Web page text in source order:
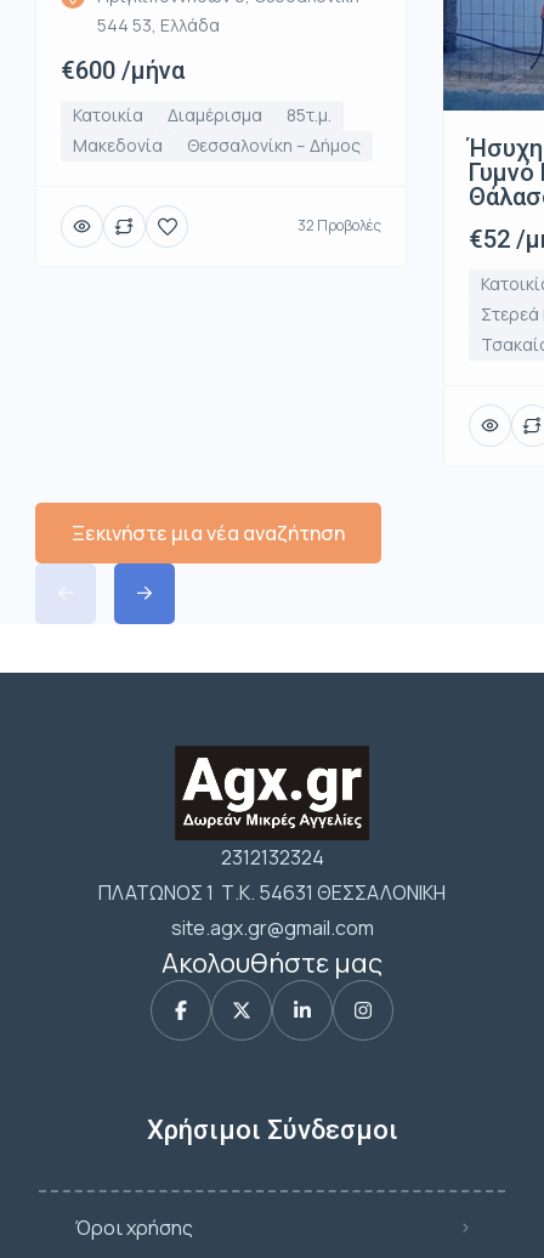
544 53, Ελλάδα
€600 /μήνα
Κατοικία Διαμέρισμα
85τ.μ.
Μακεδονία
Θεσσαλονίκη – Δήμος
32 Προβολές
Γυμνό
€52 /
Ξεκινήστε μια νέα αναζήτηση
2312132324
ΠΛΑΤΩΝΟΣ 1 Τ.Κ. 54631 ΘΕΣΣΑΛΟΝΙΚΗ
site.agx.gr@gmail.com
Ακολουθήστε μας
Χρήσιμοι Σύνδεσμοι
Όροι χρήσης